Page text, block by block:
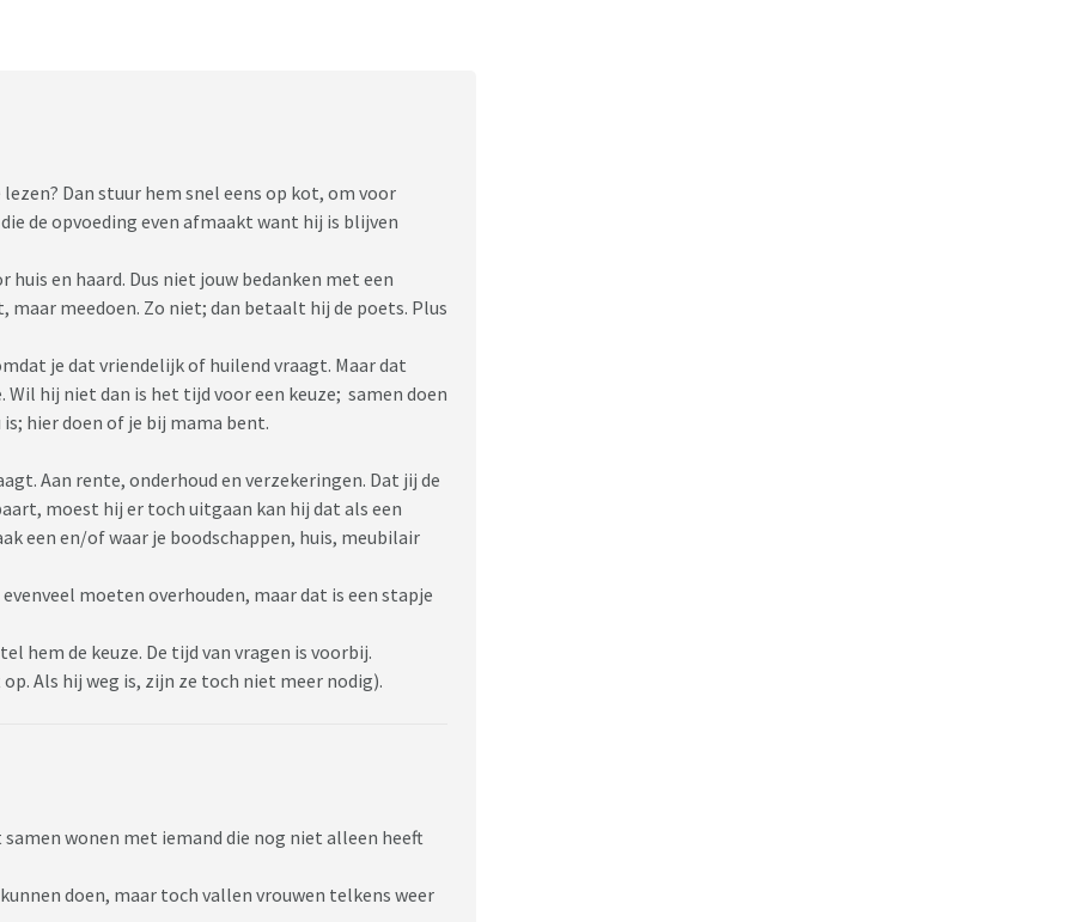
Dan stuur hem snel eens op kot, om voor
de opvoeding even afmaakt want hij is blijven
en haard. Dus niet jouw bedanken met een
meedoen. Zo niet; dan betaalt hij de poets. Plus
je dat vriendelijk of huilend vraagt. Maar dat
hij niet dan is het tijd voor een keuze; samen doen
hier doen of je bij mama bent.
Aan rente, onderhoud en verzekeringen. Dat jij de
moest hij er toch uitgaan kan hij dat als een
een en/of waar je boodschappen, huis, meubilair
moeten overhouden, maar dat is een stapje
hem de keuze. De tijd van vragen is voorbij.
Als hij weg is, zijn ze toch niet meer nodig).
wonen met iemand die nog niet alleen heeft
doen, maar toch vallen vrouwen telkens weer